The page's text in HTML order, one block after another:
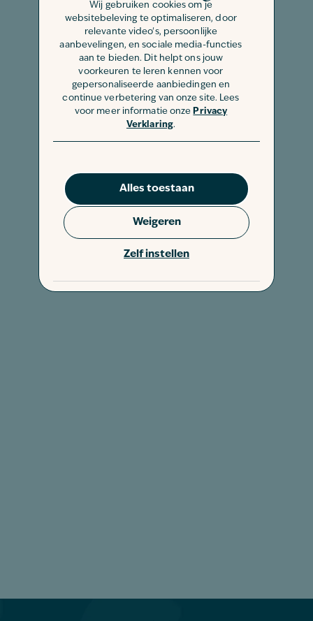
Wij gebruiken cookies om je
websitebeleving te optimaliseren, door
relevante video's, persoonlijke
aanbevelingen, en sociale media-functies
aan te bieden. Dit helpt ons jouw
voorkeuren te leren kennen voor
gepersonaliseerde aanbiedingen en
continue verbetering van onze site. Lees
voor meer informatie onze Privacy
Verklaring.
Alles toestaan
Zelf instellen
Weigeren